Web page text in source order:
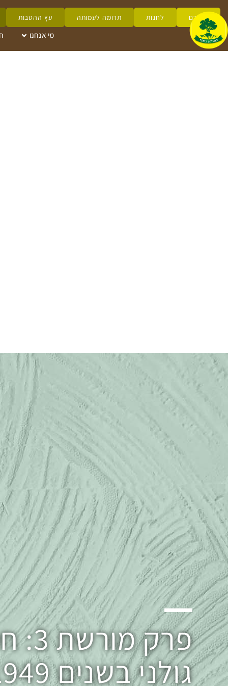
מי אנחנו
לזכרם לחנות תרומה לעמותה עץ ההטבות
פרק